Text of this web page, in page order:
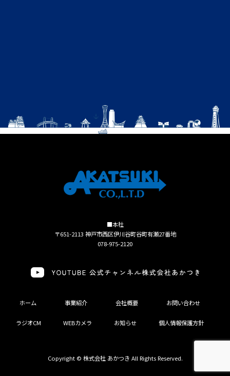
■本社
〒651-2113 神戸市西区伊川谷町谷町有瀬27番地
078-975-2120
ホーム 事業紹介 会社概要 お問い合わせ
ラジオCM WEBカメラ お知らせ 個人情報保護方針
Copyright © 株式会社 あかつき All Rights Reserved.